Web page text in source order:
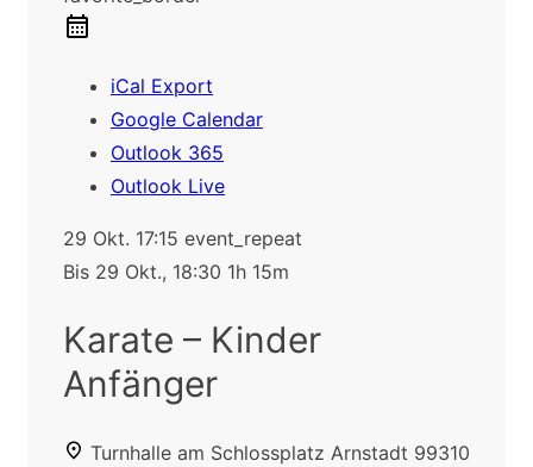
iCal Export
Google Calendar
Outlook 365
Outlook Live
29 Okt. 17:15 event_repeat
Bis 29 Okt., 18:30 1h 15m
Karate – Kinder
Anfänger
Turnhalle am Schlossplatz Arnstadt 99310